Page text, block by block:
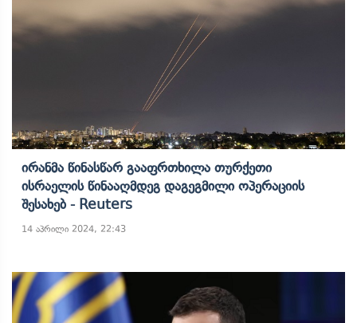
Ირანმა Წინასწარ Გააფრთხილა Თურქეთი
Ისრაელის Წინააღმდეგ Დაგეგმილი Ოპერაციის
Შესახებ - Reuters
14 აპრილი 2024, 22:43